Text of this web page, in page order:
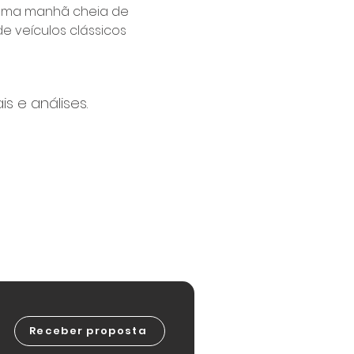
manhã cheia de
veículos clássicos
e análises.
Receber proposta